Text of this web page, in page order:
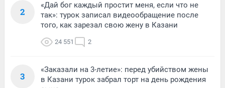
2
«Дай бог каждый простит меня, если что не
так»: турок записал видеообращение после
того, как зарезал свою жену в Казани
24 551 2
3
«Заказали на 3-летие»: перед убийством жены
в Казани турок забрал торт на день рождения